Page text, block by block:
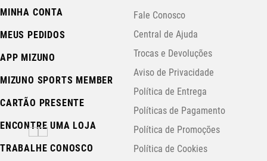
MINHA CONTA
MEUS PEDIDOS
APP MIZUNO
MIZUNO SPORTS MEMBER
CARTÃO PRESENTE
ENCONTRE UMA LOJA
TRABALHE CONOSCO
Fale Conosco
Central de Ajuda
Trocas e Devoluções
Aviso de Privacidade
Política de Entrega
Políticas de Pagamento
Política de Promoções
Política de Cookies